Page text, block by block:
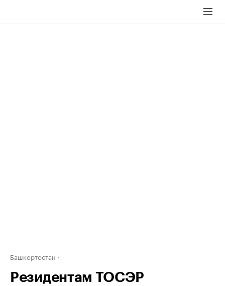
Башкортостан
Резидентам ТОСЭР